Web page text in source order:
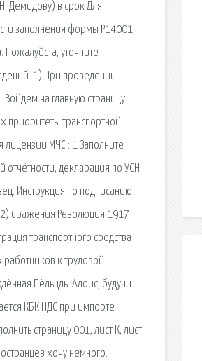
Демидову) в срок Для
заполнения формы Р14001.
уточните
1) При проведении
на главную страницу
приоритеты транспортной.
лицензии МЧС : 1 Заполните
декларация по УСН
Инструкция по подписанию
Сражения Революция 1917
транспортного средства
к трудовой
Пёльцль. Алоис, будучи.
КБК НДС при импорте
страницу 001, лист К, лист
хочу немного.